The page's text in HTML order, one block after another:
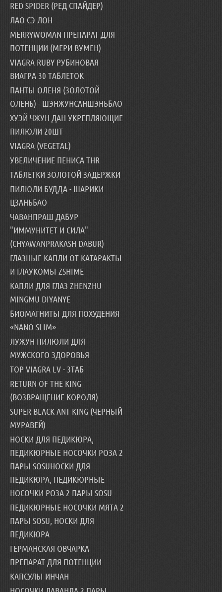
RED SPIDER (РЕД СПАЙДЕР)
ЛАО СЭ ЛОН
MERRYWOMAN ПРЕПАРАТ ДЛЯ
ПОТЕНЦИИ (МЕРИ ВУМЕН)
VIAGRA RUBY РУБИНОВАЯ
ВИАГРА 30 ТАБЛЕТОК
ПАНТЫ ОЛЕНЯ (ЗОЛОТОЙ
ОЛЕНЬ) - ШЭНЖУНСАНШЭНЬБАО
ХУЭЙ ЧЖУН ДАН УКРЕПЛЯЮЩИЕ
ПИЛЮЛИ 20ШТ
VIAGRA (VEGETAL)
УВЕЛИЧЕНИЕ ПЕНИСА THR
ТАБЛЕТКИ ЗОЛОТОЙ ЗАДЕРЖКИ
ПИЛЮЛИ БУДДА - ШАРИКИ
ЦЗАНЬБАО
ЧАВАНПРАШ ДАБУР
"ИММУНИТЕТ И СИЛА"
(CHYAWANPRAKASH DABUR)
ГЛАЗНЫЕ КАПЛИ ОТ КАТАРАКТЫ
И ГЛАУКОМЫ ZSHIME
КАПЛИ ДЛЯ ГЛАЗ ZHENZHU
MINGMU DIYANYE
БИОМАГНИТЫ ДЛЯ ПОХУДЕНИЯ
«NANO SLIM»
ЛУЖУН ПИЛЮЛИ ДЛЯ
МУЖСКОГО ЗДОРОВЬЯ
TOP VIAGRA LV - 3ТАБ
RETURN OF THE KING
(ВОЗВРАЩЕНИЕ КОРОЛЯ)
SUPER BLACK ANT KING (ЧЕРНЫЙ
МУРАВЕЙ)
НОСКИ ДЛЯ ПЕДИКЮРА,
ПЕДИКЮРНЫЕ НОСОЧКИ РОЗА 2
ПАРЫ SOSUНОСКИ ДЛЯ
ПЕДИКЮРА, ПЕДИКЮРНЫЕ
НОСОЧКИ РОЗА 2 ПАРЫ SOSU
ПЕДИКЮРНЫЕ НОСОЧКИ МЯТА 2
ПАРЫ SOSU, НОСКИ ДЛЯ
ПЕДИКЮРА
ГЕРМАНСКАЯ ОВЧАРКА
ПРЕПАРАТ ДЛЯ ПОТЕНЦИИ
КАПСУЛЫ ИНЧАН